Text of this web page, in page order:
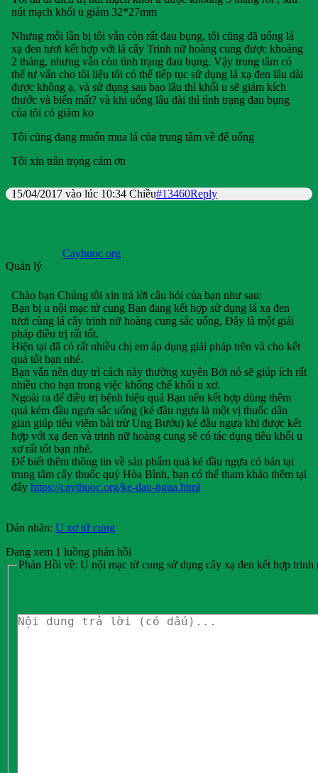
nút mạch khối u giảm 32*27mm
Nhưng mỗi lần bị tôi vẫn còn rất đau bụng, tôi cũng đã uống lá
xạ đen tươi kết hợp với lá cây Trinh nữ hoàng cung được khoảng
2 tháng, nhưng vẫn còn tình trạng đau bụng. Vậy trung tâm có
thể tư vấn cho tôi liệu tôi có thể tiếp tục sử dụng lá xạ đen lâu dài
được không ạ, và sử dụng sau bao lâu thì khối u sẽ giảm kích
thước và biến mất? và khi uống lâu dài thì tình trạng đau bụng
của tôi có giảm ko
Tôi cũng đang muốn mua lá của trung tâm về để uống
Tôi xin trân trọng cảm ơn
15/04/2017 vào lúc 10:34 Chiều#13460Reply
Cayhuoc org
Quản lý
Chào bạn Chúng tôi xin trả lời câu hỏi của bạn như sau:
Bạn bị u nội mạc tử cung Bạn đang kết hợp sử dụng lá xạ đen
tươi cùng lá cây trinh nữ hoàng cung sắc uống, Đây là một giải
pháp điều trị rất tốt.
Hiện tại đã có rất nhiều chị em áp dụng giải pháp trên và cho kết
quả tốt bạn nhé.
Bạn vẫn nên duy trì cách này thường xuyên Bởi nó sẽ giúp ích rất
nhiều cho bạn trong việc khống chế khối u xơ.
Ngoài ra để điều trị bệnh hiệu quả Bạn nên kết hợp dùng thêm
quả kém đầu ngựa sắc uống (ké đầu ngựa là một vị thuốc dân
gian giúp tiêu viêm bài trừ Ung Bướu) ké đầu ngựa khi được kết
hợp với xạ đen và trinh nữ hoàng cung sẽ có tác dụng tiêu khối u
xơ rất tốt bạn nhé.
Để biết thêm thông tin về sản phẩm quả ké đầu ngựa có bán tại
trung tâm cây thuốc quý Hòa Bình, bạn có thể tham khảo thêm tại
đây https://caythuoc.org/ke-dau-ngua.html
Dán nhãn: U xơ tử cung
Đang xem 1 luồng phản hồi
Phản Hồi về: U nội mạc tử cung sử dụng cây xạ đen kết hợp